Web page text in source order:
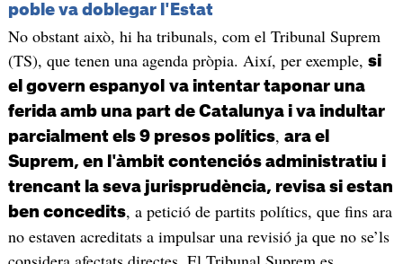
poble va doblegar l'Estat
No obstant això, hi ha tribunals, com el Tribunal Suprem
(TS), que tenen una agenda pròpia. Així, per exemple, si
el govern espanyol
va intentar taponar una
ferida amb una part de Catalunya i va indultar
parcialment els 9 presos polítics, ara el
Suprem, en l'àmbit contenciós administratiu i
trencant la seva jurisprudència, revisa si estan
ben concedits, a petició de partits polítics, que fins ara
no estaven acreditats a impulsar una revisió ja que no se’ls